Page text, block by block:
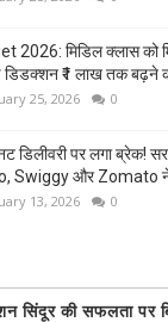
2026: मिडिल क्लास को
डिडक्शन ₹1 लाख तक बढ़ने
25, 2026 0
डिलीवरी पर लगा ब्रेक!
Swiggy और Zomato ने
13, 2026 0
सिंदूर की सफलता पर